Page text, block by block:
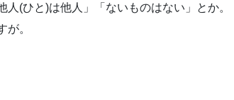
人(ひと)は他人」「ないものはない」とか。
が。